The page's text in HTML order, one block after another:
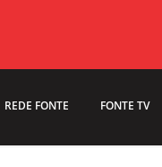
REDE FONTE FONTE TV